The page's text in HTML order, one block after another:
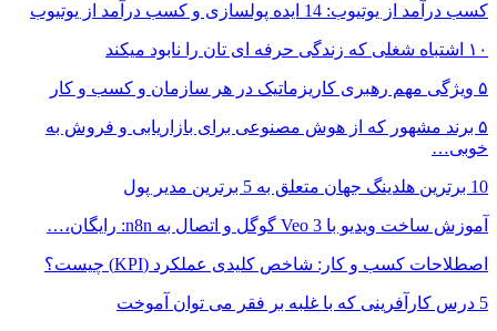
کسب درآمد از یوتیوب: 14 ایده پولسازی و کسب درآمد از یوتیوب
۱۰ اشتباه شغلی که زندگی حرفه ای تان را نابود میکند
۵ ویژگی مهم رهبری کاریزماتیک در هر سازمان و کسب و کار
۵ برند مشهور که از هوش مصنوعی برای بازاریابی و فروش به
خوبی…
10 برترین هلدینگ جهان متعلق به 5 برترین مدیر پول
آموزش ساخت ویدیو با Veo 3 گوگل و اتصال به n8n: رایگان،…
اصطلاحات کسب و کار: شاخص کلیدی عملکرد (KPI) چیست؟
5 درس کارآفرینی که با غلبه بر فقر می توان آموخت